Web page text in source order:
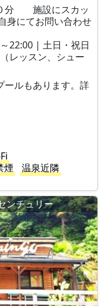
０分 施設にスカッ
身にてお問い合わせ
22:00 | 土日・祝日
レッスン、シュー
ールもあります。詳
煙
温泉近隣
ンチュリー